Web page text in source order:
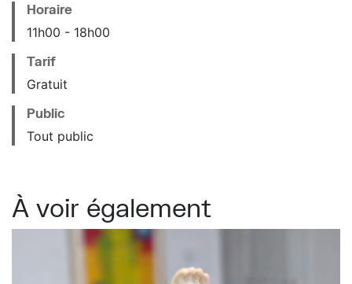
Horaire
11h00 18h00
Tarif
Gratuit
Public
Tout public
À voir également